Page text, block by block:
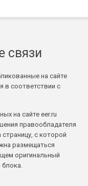
связи
на сайте
в соответствии с
на сайте eer.ru
правообладателя
с которой
размещаться
оригинальный
блока.